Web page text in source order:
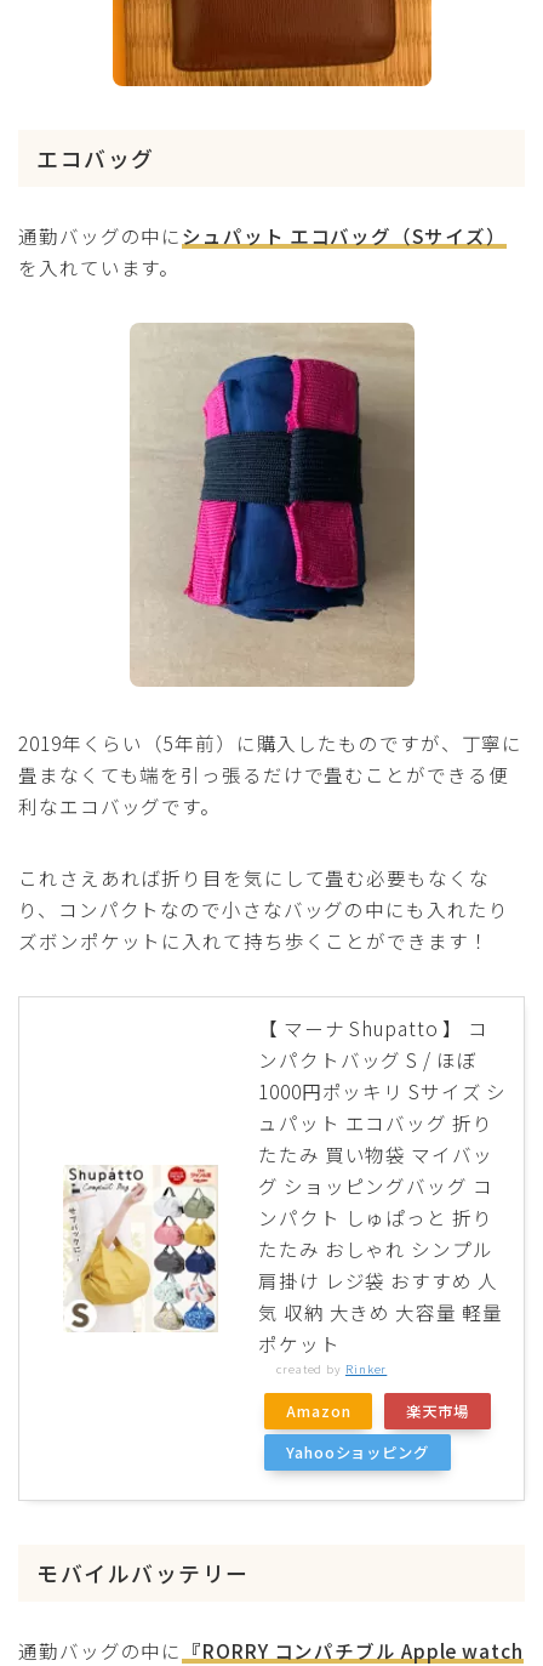
エコバッグ
通勤バッグの中にシュパット エコバッグ（Sサイズ）
を入れています。
2019年くらい（5年前）に購入したものですが、丁寧に
畳まなくても端を引っ張るだけで畳むことができる便
利なエコバッグです。
これさえあれば折り目を気にして畳む必要もなくな
り、コンパクトなので小さなバッグの中にも入れたり
ズボンポケットに入れて持ち歩くことができます！
【 マーナ Shupatto 】 コ
ンパクトバッグ S / ほぼ
1000円ポッキリ Sサイズ シ
ュパット エコバッグ 折り
たたみ 買い物袋 マイバッ
グ ショッピングバッグ コ
ンパクト しゅぱっと 折り
たたみ おしゃれ シンプル
肩掛け レジ袋 おすすめ 人
気 収納 大きめ 大容量 軽量
ポケット
created by Rinker
Amazon
楽天市場
Yahooショッピング
モバイルバッテリー
通勤バッグの中に 『RORRY コンパチブル Apple watch